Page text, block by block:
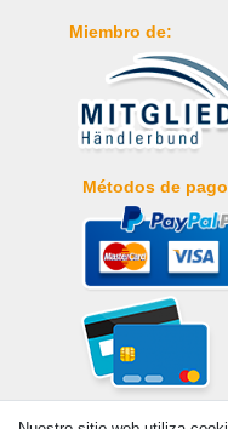
Miembro de:
Métodos de pago